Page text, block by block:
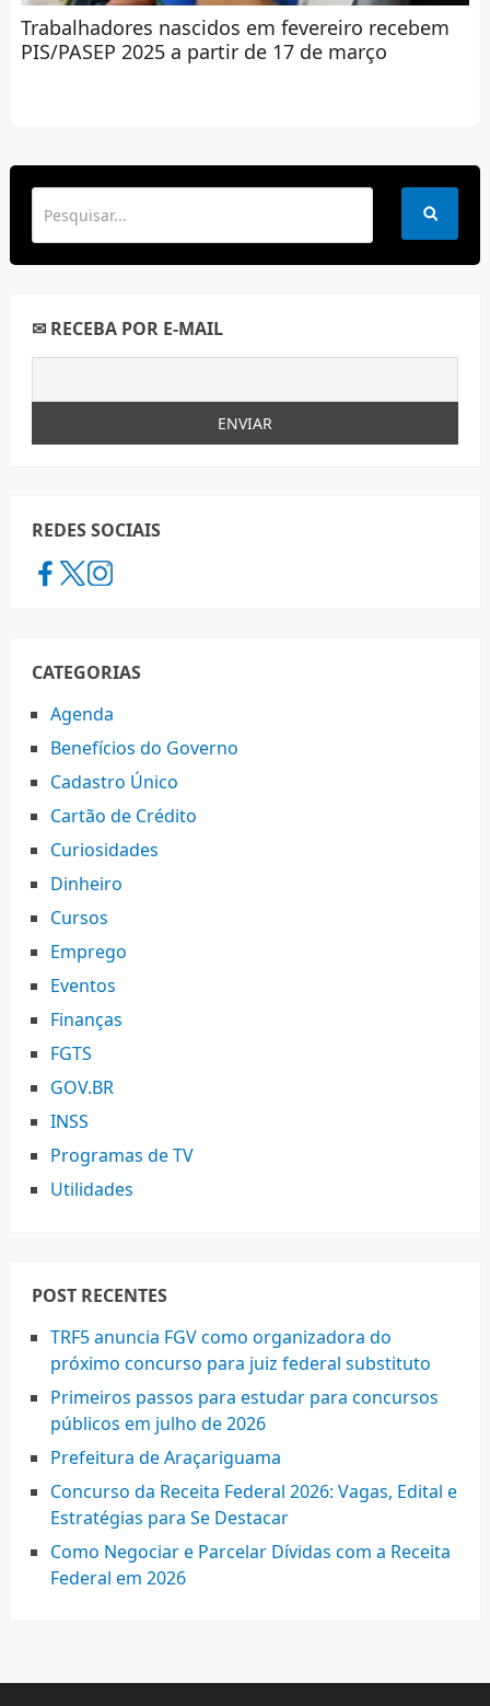
Trabalhadores nascidos em fevereiro recebem
PIS/PASEP 2025 a partir de 17 de março
✉ RECEBA POR E-MAIL
REDES SOCIAIS
CATEGORIAS
Agenda
Benefícios do Governo
Cadastro Único
Cartão de Crédito
Curiosidades
Dinheiro
Cursos
Emprego
Eventos
Finanças
FGTS
GOV.BR
INSS
Programas de TV
Utilidades
POST RECENTES
TRF5 anuncia FGV como organizadora do
próximo concurso para juiz federal substituto
Primeiros passos para estudar para concursos
públicos em julho de 2026
Prefeitura de Araçariguama
Concurso da Receita Federal 2026: Vagas, Edital e
Estratégias para Se Destacar
Como Negociar e Parcelar Dívidas com a Receita
Federal em 2026